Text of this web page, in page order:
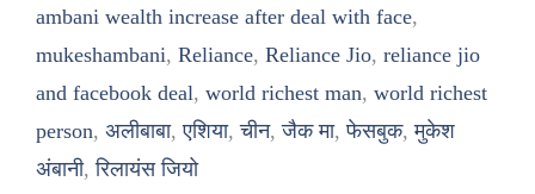
ambani wealth increase after deal with face,
mukeshambani, Reliance, Reliance Jio, reliance jio
and facebook deal, world richest man, world richest
person, अलीबाबा,एशिया,चीन,जैक मा,फेसबुक,मुकेश
अंबानी,रिलायंस जियो